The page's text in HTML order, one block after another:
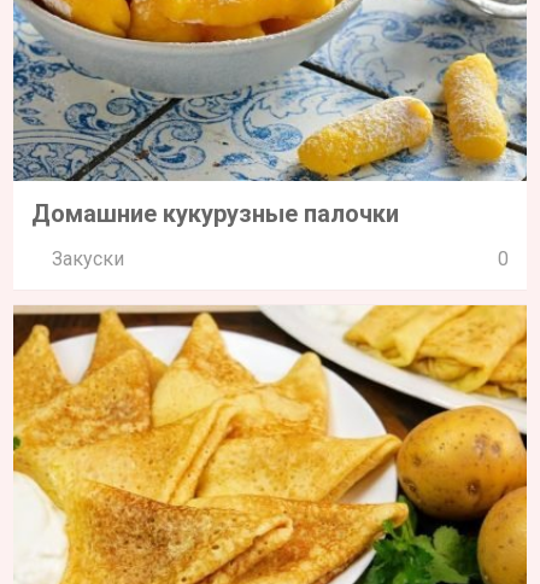
Домашние кукурузные палочки
Закуски 0